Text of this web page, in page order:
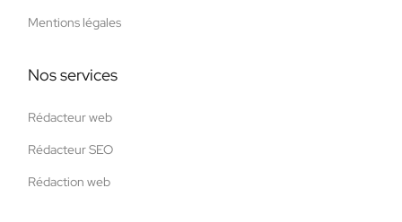
Mentions légales
Nos services
Rédacteur web
Rédacteur SEO
Rédaction web